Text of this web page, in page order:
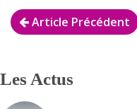
Article Précédent
Les Actus